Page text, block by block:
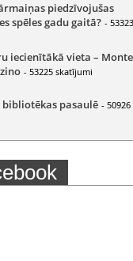
piedzīvojušas
spēles gadu gaitā? - 53323
iecienītākā vieta – Monte
- 53225 skatījumi
bibliotēkas pasaulē - 50926